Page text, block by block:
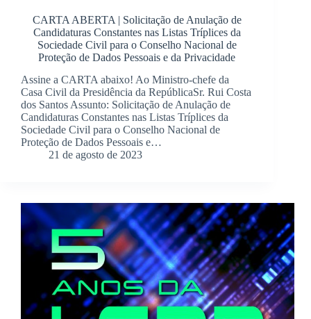
CARTA ABERTA | Solicitação de Anulação de
Candidaturas Constantes nas Listas Tríplices da
Sociedade Civil para o Conselho Nacional de
Proteção de Dados Pessoais e da Privacidade
Assine a CARTA abaixo! Ao Ministro-chefe da
Casa Civil da Presidência da RepúblicaSr. Rui Costa
dos Santos Assunto: Solicitação de Anulação de
Candidaturas Constantes nas Listas Tríplices da
Sociedade Civil para o Conselho Nacional de
Proteção de Dados Pessoais e…
21 de agosto de 2023